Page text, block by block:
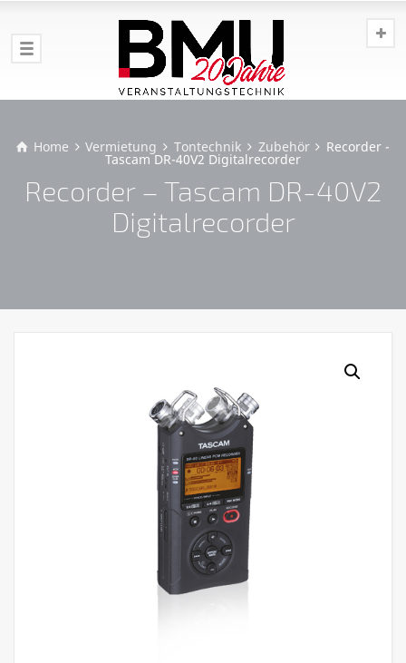
Home Vermietung Tontechnik Zubehör Recorder -
Tascam DR-40V2 Digitalrecorder
Recorder – Tascam DR-40V2
Digitalrecorder